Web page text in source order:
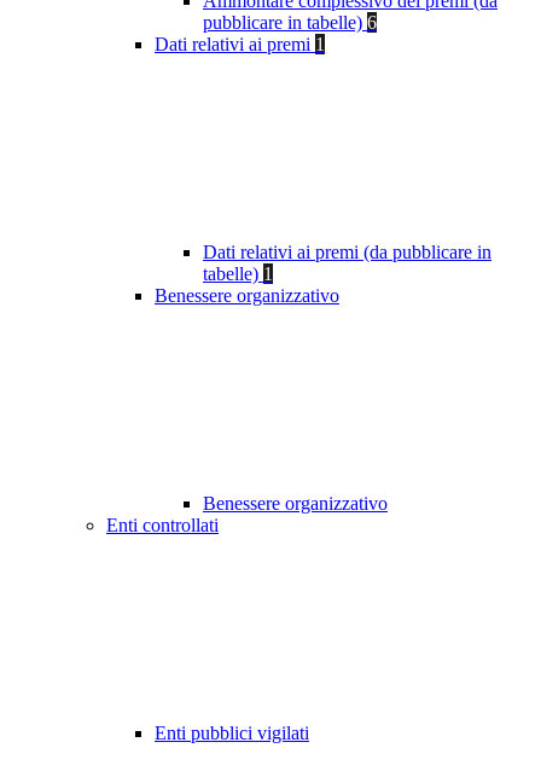
pubblicare in tabelle) 6
Dati relativi ai premi 1
Dati relativi ai premi (da pubblicare in
tabelle) 1
Benessere organizzativo
Benessere organizzativo
Enti controllati
Enti pubblici vigilati